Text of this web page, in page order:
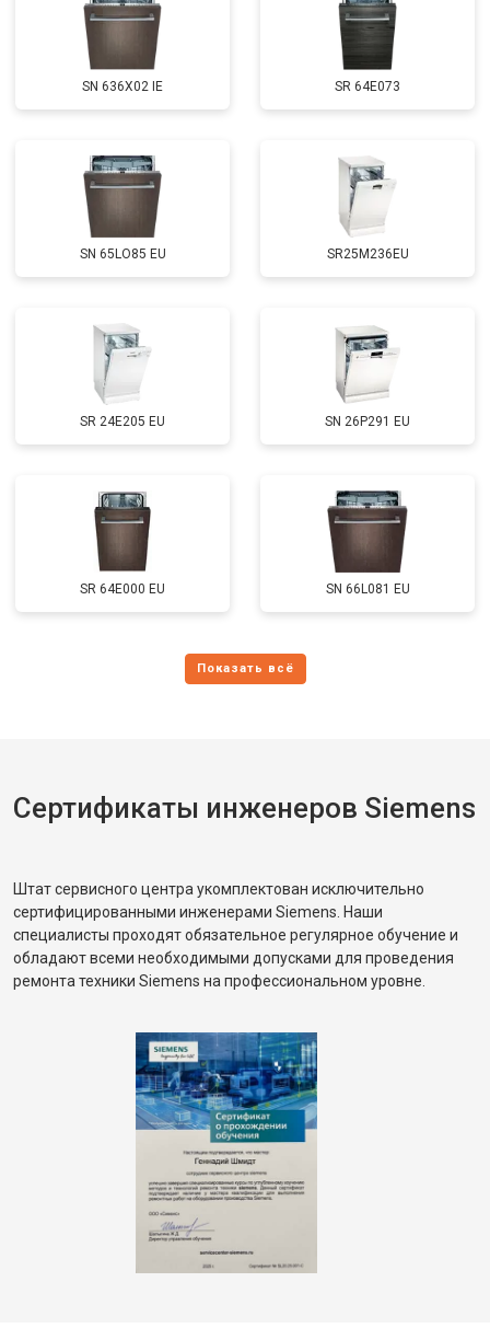
Замена нижнего уплотнителя
от 1000 ₽ Заказать
Замена заливного шланга с
системой Аквастоп
от 1100 ₽ Заказать
Диагностика бесплатно
SN 636X02 IE SR 64E073
SN 65LO85 EU SR25M236EU
SR 24E205 EU SN 26P291 EU
SR 64E000 EU SN 66L081 EU
Сертификаты инженеров Siemens
Штат сервисного центра укомплектован исключительно
сертифицированными инженерами Siemens. Наши
специалисты проходят обязательное регулярное обучение и
обладают всеми необходимыми допусками для проведения
ремонта техники Siemens на профессиональном уровне.